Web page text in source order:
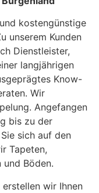
kostengünstige
unserem Kunden
Dienstleister,
langjährigen
Know-
Wir
Angefangen
bis zu der
sich auf den
Tapeten,
und Böden.
wir Ihnen